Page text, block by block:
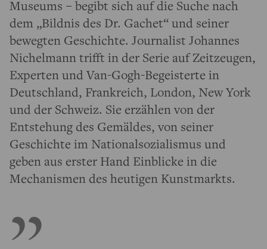
Museums – begibt sich auf die Suche nach
dem „Bildnis des Dr. Gachet“ und seiner
bewegten Geschichte. Journalist Johannes
Nichelmann trifft in der Serie auf Zeitzeugen,
Experten und Van-Gogh-Begeisterte in
Deutschland, Frankreich, London, New York
und der Schweiz. Sie erzählen von der
Entstehung des Gemäldes, von seiner
Geschichte im Nationalsozialismus und
geben aus erster Hand Einblicke in die
Mechanismen des heutigen Kunstmarkts.